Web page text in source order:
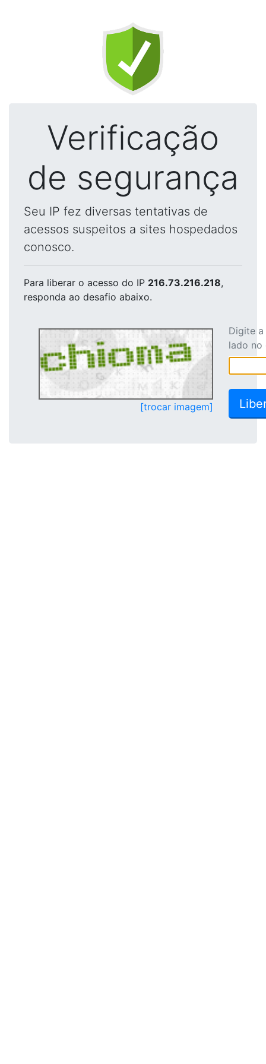
Verificação
de segurança
Seu IP fez diversas tentativas de
acessos suspeitos a sites hospedados
conosco.
Para liberar o acesso do IP 216.73.216.218,
responda ao desafio abaixo.
[trocar imagem]
Digite
lado no